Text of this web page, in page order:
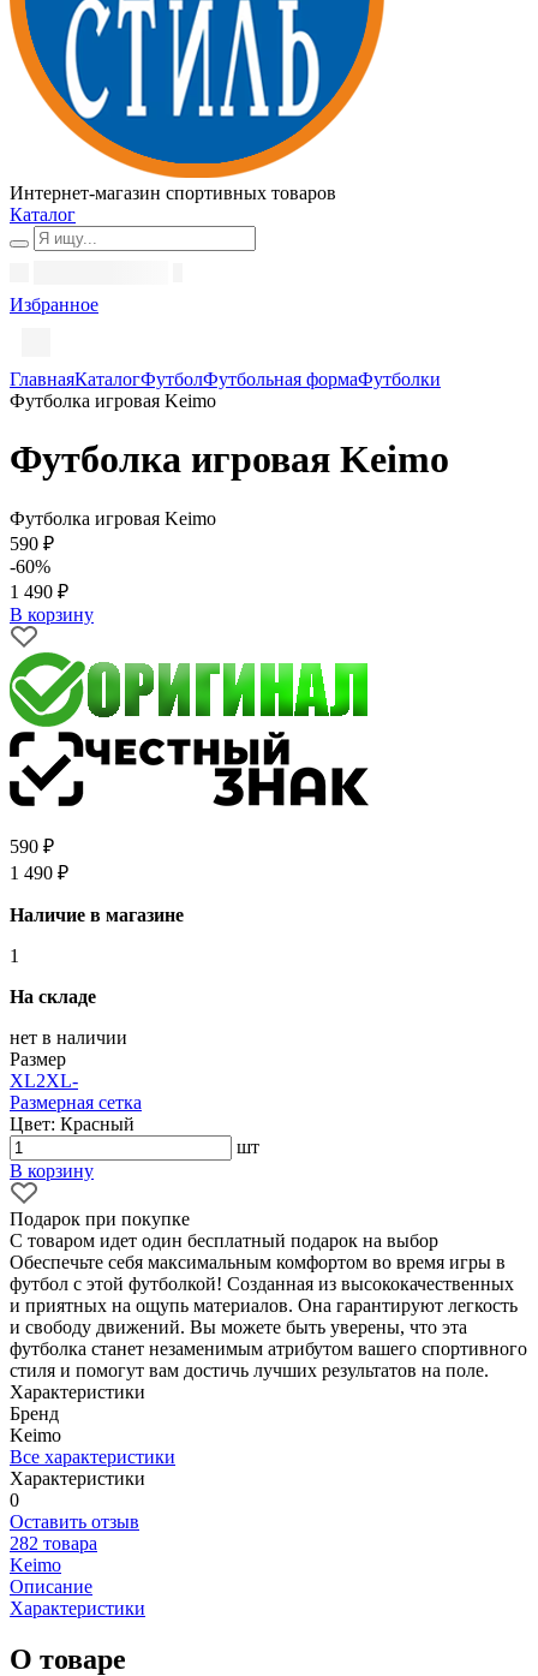
Интернет-магазин спортивных товаров
Каталог
Избранное
ГлавнаяКаталогФутболФутбольная формаФутболки
Футболка игровая Keimo
Футболка игровая Keimo
Футболка игровая Keimo
590 ₽
-60%
1 490 ₽
В корзину
590 ₽
1 490 ₽
Наличие в магазине
1
На складе
нет в наличии
Размер
XL2XL-
Размерная сетка
Цвет: Красный
шт
В корзину
Подарок при покупке
С товаром идет один бесплатный подарок на выбор
Обеспечьте себя максимальным комфортом во время игры в
футбол с этой футболкой! Созданная из высококачественных
и приятных на ощупь материалов. Она гарантируют легкость
и свободу движений. Вы можете быть уверены, что эта
футболка станет незаменимым атрибутом вашего спортивного
стиля и помогут вам достичь лучших результатов на поле.
Характеристики
Бренд
Keimo
Все характеристики
Характеристики
0
Оставить отзыв
282 товара
Keimo
Описание
Характеристики
О товаре